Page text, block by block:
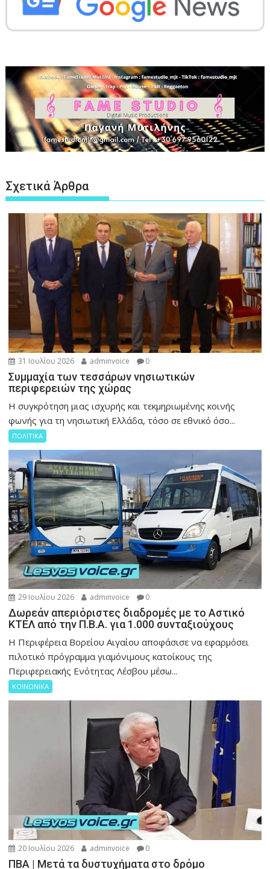
Σχετικά Άρθρα
31 Ιουλίου 2026 adminvoice 0
Συμμαχία των τεσσάρων νησιωτικών
περιφερειών της χώρας
Η συγκρότηση μιας ισχυρής και τεκμηριωμένης κοινής
φωνής για τη νησιωτική Ελλάδα, τόσο σε εθνικό όσο...
ΠΟΛΙΤΙΚΑ
29 Ιουλίου 2026 adminvoice 0
Δωρεάν απεριόριστες διαδρομές με το Αστικό
ΚΤΕΛ από την Π.Β.Α. για 1.000 συνταξιούχους
Η Περιφέρεια Βορείου Αιγαίου αποφάσισε να εφαρμόσει
πιλοτικό πρόγραμμα γιαμόνιμους κατοίκους της
Περιφερειακής Ενότητας Λέσβου μέσω...
ΚΟΙΝΩΝΙΚΑ
20 Ιουλίου 2026 adminvoice 0
ΠΒΑ | Μετά τα δυστυχήματα στο δρόμο